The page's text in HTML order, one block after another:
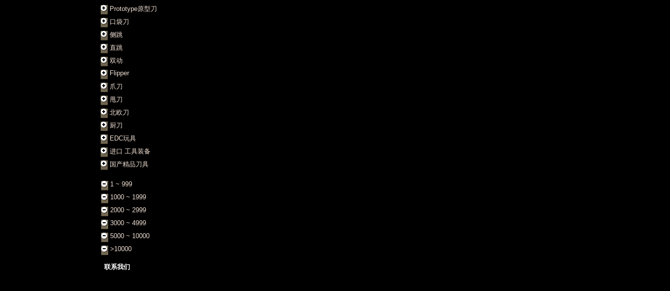
Prototype原型刀
口袋刀
侧跳
直跳
双动
Flipper
爪刀
甩刀
北欧刀
厨刀
EDC玩具
进口 工具装备
国产精品刀具
1 ~ 999
1000 ~ 1999
2000 ~ 2999
3000 ~ 4999
5000 ~ 10000
>10000
联系我们